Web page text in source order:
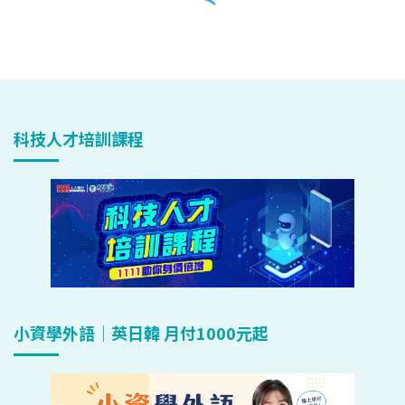
科技人才培訓課程
小資學外語｜英日韓 月付1000元起